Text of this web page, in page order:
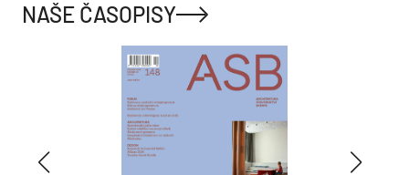
NAŠE ČASOPISY